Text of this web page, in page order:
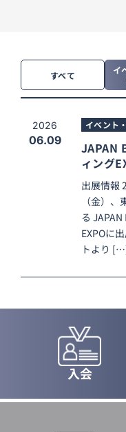
すべて
イ
2026
06.09
イベント
JAPAN
ィング
出展情報
（金）
る
EXPOに
トより
入会